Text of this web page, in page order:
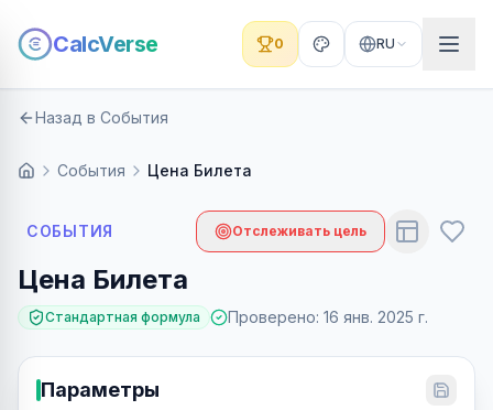
CalcVerse 0 RU
Назад в События
События Цена Билета
СОБЫТИЯ Отслеживать цель
Цена Билета
Стандартная формула Проверено: 16 янв. 2025 г.
Параметры